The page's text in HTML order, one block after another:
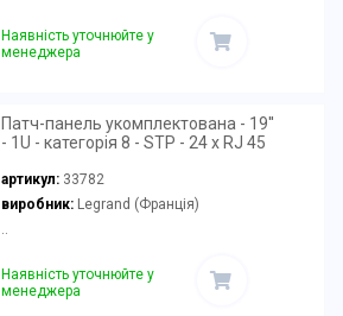
Наявність уточнюйте у
менеджера
Патч-панель укомплектована - 19''
- 1U - категорія 8 - STP - 24 x RJ 45
артикул: 33782
виробник:Legrand (Франція)
..
Наявність уточнюйте у
менеджера